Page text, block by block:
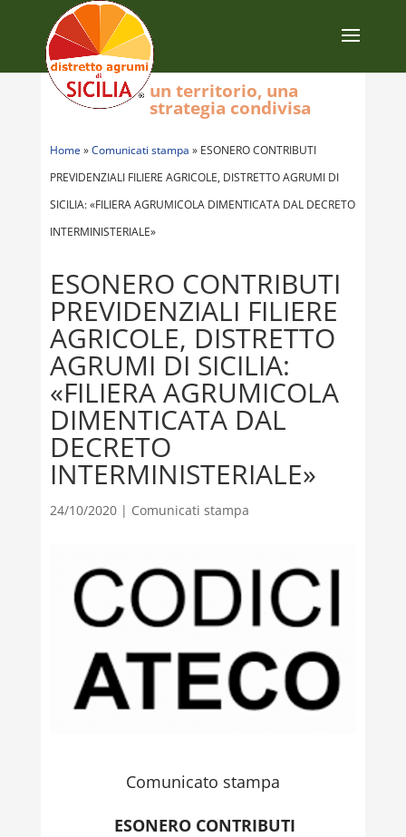
Home »Comunicati stampa » ESONERO CONTRIBUTI
PREVIDENZIALI FILIERE AGRICOLE, DISTRETTO AGRUMI DI
SICILIA: «FILIERA AGRUMICOLA DIMENTICATA DAL DECRETO
INTERMINISTERIALE»
ESONERO CONTRIBUTI
PREVIDENZIALI FILIERE
AGRICOLE, DISTRETTO
AGRUMI DI SICILIA:
«FILIERA AGRUMICOLA
DIMENTICATA DAL
DECRETO
INTERMINISTERIALE»
24/10/2020| Comunicati stampa
Comunicato stampa
ESONERO CONTRIBUTI
un territorio, una
strategia condivisa